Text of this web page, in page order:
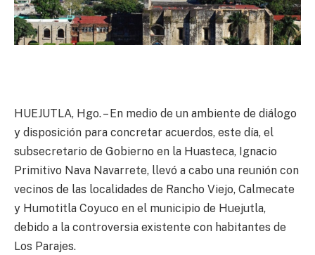
HUEJUTLA, Hgo. – En medio de un ambiente de diálogo
y disposición para concretar acuerdos, este día, el
subsecretario de Gobierno en la Huasteca, Ignacio
Primitivo Nava Navarrete, llevó a cabo una reunión con
vecinos de las localidades de Rancho Viejo, Calmecate
y Humotitla Coyuco en el municipio de Huejutla,
debido a la controversia existente con habitantes de
Los Parajes.